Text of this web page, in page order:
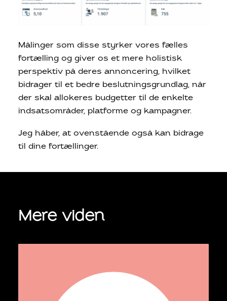
Målinger som disse styrker vores fælles
fortælling og giver os et mere holistisk
perspektiv på deres annoncering, hvilket
bidrager til et bedre beslutningsgrundlag, når
der skal allokeres budgetter til de enkelte
indsatsområder, platforme og kampagner.
Jeg håber, at ovenstående også kan bidrage
til dine fortællinger.
Mere viden